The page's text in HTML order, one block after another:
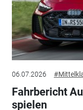
06.07.2026
Fahrbericht
spielen